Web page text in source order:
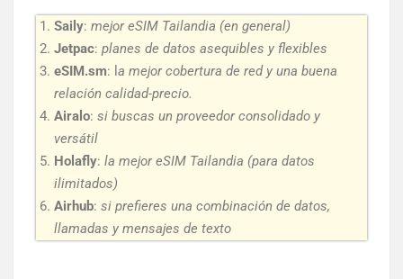
Saily: mejor eSIM Tailandia (en general)
Jetpac: planes de datos asequibles y flexibles
eSIM.sm: l a mejor cobertura de red y una buena
relación calidad-precio.
Airalo: si buscas un proveedor consolidado y
versátil
Holafly: la mejor eSIM Tailandia (para datos
ilimitados)
Airhub: si prefieres una combinación de datos,
llamadas y mensajes de texto